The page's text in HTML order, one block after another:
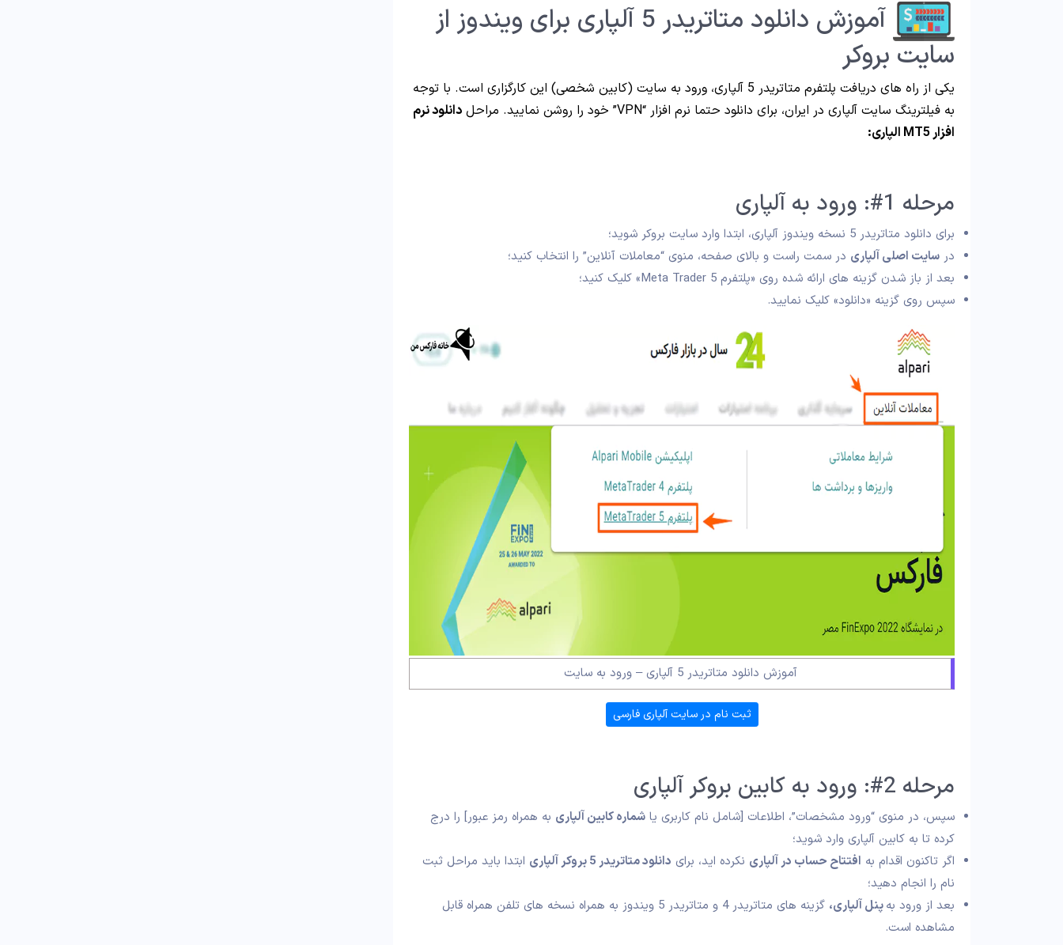
آموزش دانلود متاتریدر 5 آلپاری برای ویندوز از
سایت بروکر
یکی از راه های دریافت پلتفرم متاتریدر 5 آلپاری، ورود به سایت (کابین شخصی) این کارگزاری است. با توجه
به فیلترینگ سایت آلپاری در ایران، برای دانلود حتما نرم افزار “VPN” خود را روشن نمایید. مراحل
دانلود نرم
افزار MT5 الپاری:
مرحله 1#: ورود به آلپاری
برای دانلود متاتریدر 5 نسخه ویندوز آلپاری، ابتدا وارد سایت بروکر شوید؛
در سایت اصلی آلپاری در سمت راست و بالای صفحه، منوی “معاملات آنلاین” را انتخاب کنید؛
بعد از باز شدن گزینه های ارائه شده روی «پلتفرم Meta Trader 5» کلیک کنید؛
سپس روی گزینه «دانلود» کلیک نمایید.
آموزش دانلود متاتریدر 5 آلپاری – ورود به سایت
ثبت نام در سایت آلپاری فارسی
مرحله 2#: ورود به کابین بروکر آلپاری
سپس، در منوی “ورود مشخصات”، اطلاعات [شامل نام کاربری یا شماره کابین آلپاری به همراه رمز عبور] را درج
کرده تا به کابین آلپاری وارد شوید؛
اگر تاکنون اقدام به افتتاح حساب در آلپاری نکرده اید، برای دانلود متاتریدر 5 بروکر آلپاری
ابتدا باید مراحل ثبت
نام را انجام دهید؛
بعد از ورود بهپنل آلپاری،
گزینه های متاتریدر 4 و متاتریدر 5 ویندوز به همراه نسخه های تلفن همراه قابل
مشاهده است.